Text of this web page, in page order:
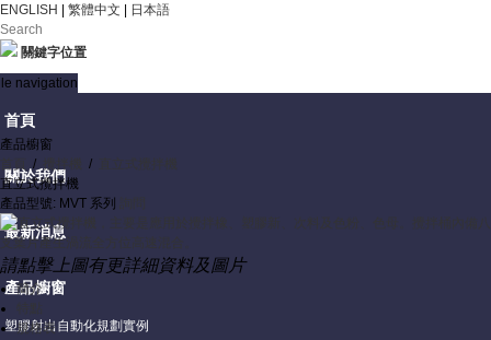
ENGLISH 繁體中文 日本語
關鍵字位置
navigation
首頁
關於我們
最新消息
產品櫥窗
塑膠射出自動化規劃實例
產品櫥窗
首頁
/ /
直立式攪拌機
產品型號: MVT 系列
請點擊上圖有更詳細資料及圖片
簡介
規格表